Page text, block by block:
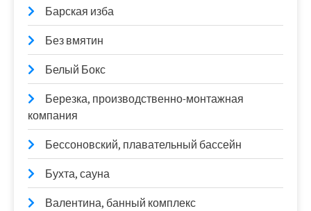
Барская изба
Без вмятин
Белый Бокс
Березка, производственно-монтажная
компания
Бессоновский, плавательный бассейн
Бухта, сауна
Валентина, банный комплекс